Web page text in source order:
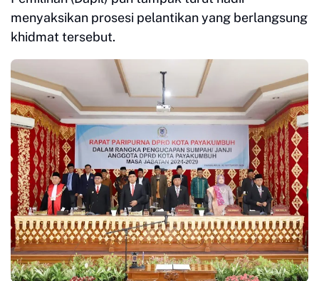
menyaksikan prosesi pelantikan yang berlangsung
khidmat tersebut.